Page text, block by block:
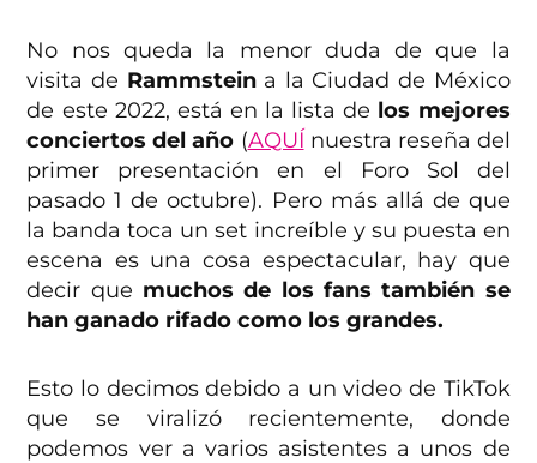
No nos queda la menor duda de que la
visita de Rammsteina la Ciudad de México
de este 2022, está en la lista de los mejores
conciertos del año (AQUÍ nuestra reseña del
primer presentación en el Foro Sol del
pasado 1 de octubre). Pero más allá de que
la banda toca un set increíble y su puesta en
escena es una cosa espectacular, hay que
decir que muchos de los fans también se
han ganado rifado como los grandes.
Esto lo decimos debido a un video de TikTok
que se viralizó recientemente, donde
podemos ver a varios asistentes a unos de